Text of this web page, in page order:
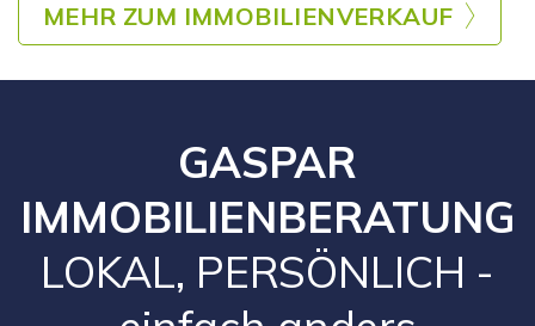
MEHR ZUM IMMOBILIENVERKAUF
GASPAR
IMMOBILIENBERATUNG
LOKAL, PERSÖNLICH -